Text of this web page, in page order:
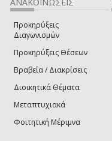
Προκηρύξεις
Διαγωνισμών
Προκηρύξεις Θέσεων
Βραβεία / Διακρίσεις
Διοικητικά Θέματα
Μεταπτυχιακά
Φοιτητική Μέριμνα